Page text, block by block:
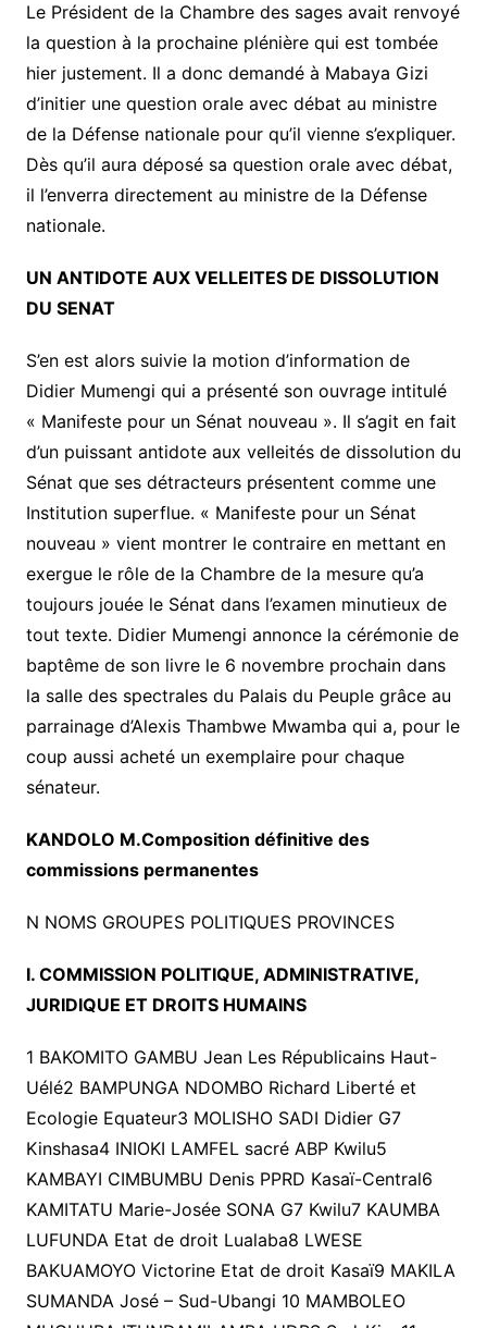
Le Président de la Chambre des sages avait renvoyé
la question à la prochaine plénière qui est tombée
hier justement. Il a donc demandé à Mabaya Gizi
d’initier une question orale avec débat au ministre
de la Défense nationale pour qu’il vienne s’expliquer.
Dès qu’il aura déposé sa question orale avec débat,
il l’enverra directement au ministre de la Défense
nationale.
UN ANTIDOTE AUX VELLEITES DE DISSOLUTION
DU SENAT
S’en est alors suivie la motion d’information de
Didier Mumengi qui a présenté son ouvrage intitulé
« Manifeste pour un Sénat nouveau ». Il s’agit en fait
d’un puissant antidote aux velleités de dissolution du
Sénat que ses détracteurs présentent comme une
Institution superflue. « Manifeste pour un Sénat
nouveau » vient montrer le contraire en mettant en
exergue le rôle de la Chambre de la mesure qu’a
toujours jouée le Sénat dans l’examen minutieux de
tout texte. Didier Mumengi annonce la cérémonie de
baptême de son livre le 6 novembre prochain dans
la salle des spectrales du Palais du Peuple grâce au
parrainage d’Alexis Thambwe Mwamba qui a, pour le
coup aussi acheté un exemplaire pour chaque
sénateur.
KANDOLO M.Composition définitive des
commissions permanentes
N NOMS GROUPES POLITIQUES PROVINCES
I. COMMISSION POLITIQUE, ADMINISTRATIVE,
JURIDIQUE ET DROITS HUMAINS
1 BAKOMITO GAMBU Jean Les Républicains Haut-
Uélé2 BAMPUNGA NDOMBO Richard Liberté et
Ecologie Equateur3 MOLISHO SADI Didier G7
Kinshasa4 INIOKI LAMFEL sacré ABP Kwilu5
KAMBAYI CIMBUMBU Denis PPRD Kasaï-Central6
KAMITATU Marie-Josée SONA G7 Kwilu7 KAUMBA
LUFUNDA Etat de droit Lualaba8 LWESE
BAKUAMOYO Victorine Etat de droit Kasaï9 MAKILA
SUMANDA José – Sud-Ubangi 10 MAMBOLEO